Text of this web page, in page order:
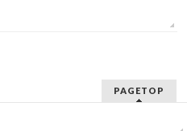
PAGETOP